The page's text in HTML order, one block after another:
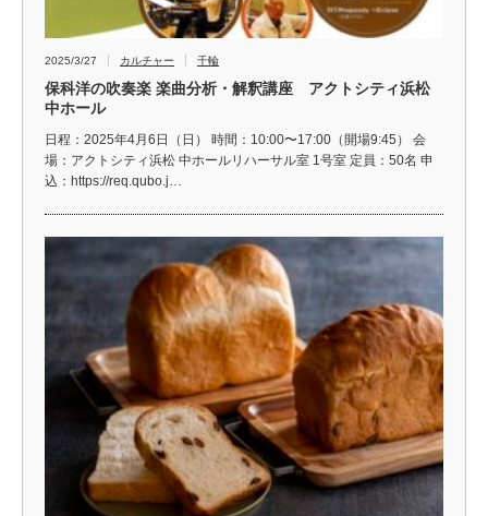
2025/3/27 カルチャー 千輪
保科洋の吹奏楽 楽曲分析・解釈講座 アクトシティ浜松
中ホール
日程：2025年4月6日（日） 時間：10:00〜17:00（開場9:45） 会
場：アクトシティ浜松 中ホールリハーサル室 1号室 定員：50名 申
込：https://req.qubo.j…